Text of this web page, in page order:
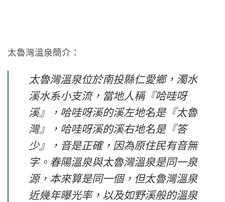
太魯灣溫泉簡介：
太魯灣溫泉位於南投縣仁愛鄉，濁水
溪水系小支流，當地人稱『哈哇呀
溪』，哈哇呀溪的溪左地名是『太魯
灣』，哈哇呀溪的溪右地名是『答
少』，音是正確，因為原住民有音無
字。春陽溫泉與太魯灣溫泉是同一泉
源，本來算是同一個，但太魯灣溫泉
近幾年曝光率，以及如野溪般的溫泉